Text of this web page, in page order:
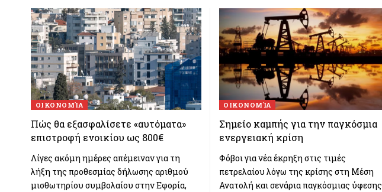
ΟΙΚΟΝΟΜΊΑ
Πώς θα εξασφαλίσετε «αυτόματα»
επιστροφή ενοικίου ως 800€
Λίγες ακόμη ημέρες απέμειναν για τη
λήξη της προθεσμίας δήλωσης αριθμού
μισθωτηρίου συμβολαίου στην Εφορία,
ΟΙΚΟΝΟΜΊΑ
Σημείο καμπής για την παγκόσμια
ενεργειακή κρίση
Φόβοι για νέα έκρηξη στις τιμές
πετρελαίου λόγω της κρίσης στη Μέση
Ανατολή και σενάρια παγκόσμιας ύφεσης